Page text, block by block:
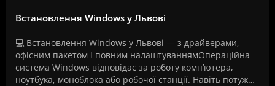
Встановлення Windows у Львові
💻 Встановлення Windows у Львові — з драйверами,
офісним пакетом і повним налаштуваннямОпераційна
система Windows відповідає за роботу комп’ютера,
ноутбука, моноблока або робочої станції. Навіть потужне